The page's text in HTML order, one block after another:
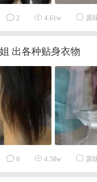
2 4.61w 原
出各种贴身衣物
0 4.58w 原